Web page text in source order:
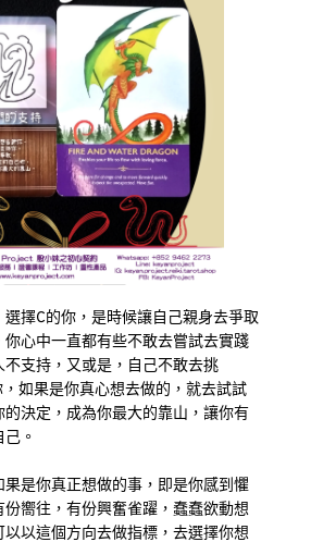
擇C的你，是時候讓自己親身去爭取
你心中一直都有些不敢去嘗試去實踐
不支持，又或是，自己不敢去挑
如果是你真心想去做的，就去試試
的決定，成為你最大的靠山，讓你有
。
是你真正想做的事，即是你感到懼
嚮往，有份興奮雀躍，蠢蠢欲動想
以這個方向去做指標，去選擇你想